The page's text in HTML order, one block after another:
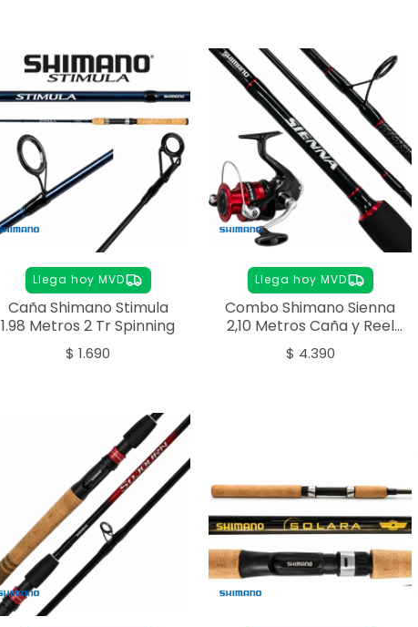
Llega hoy MVD
Caña Shimano Stimula
1.98 Metros 2 Tr Spinning
$ 1.690
Llega hoy MVD
Combo Shimano Sienna
2,10 Metros Caña y Reel
3000
$ 4.390